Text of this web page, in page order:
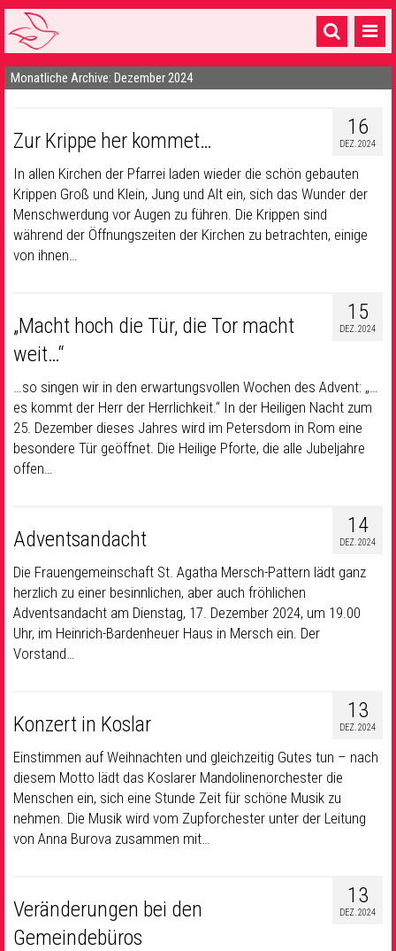
Startseite
16 Gemeinden & mehr
Gottesdienste & Sinnsuche
Sakramente & Feste
Gemeinschaft & Soziales
Seelsorge & Kontakt
Monatliche Archive: Dezember 2024
16
DEZ. 2024
Zur Krippe her kommet…
In allen Kirchen der Pfarrei laden wieder die schön gebauten
Krippen Groß und Klein, Jung und Alt ein, sich das Wunder der
Menschwerdung vor Augen zu führen. Die Krippen sind
während der Öffnungszeiten der Kirchen zu betrachten, einige
von ihnen…
15
DEZ. 2024
„Macht hoch die Tür, die Tor macht
weit…“
…so singen wir in den erwartungsvollen Wochen des Advent: „…
es kommt der Herr der Herrlichkeit.“ In der Heiligen Nacht zum
25. Dezember dieses Jahres wird im Petersdom in Rom eine
besondere Tür geöffnet. Die Heilige Pforte, die alle Jubeljahre
offen…
14
DEZ. 2024
Adventsandacht
Die Frauengemeinschaft St. Agatha Mersch-Pattern lädt ganz
herzlich zu einer besinnlichen, aber auch fröhlichen
Adventsandacht am Dienstag, 17. Dezember 2024, um 19.00
Uhr, im Heinrich-Bardenheuer Haus in Mersch ein. Der
Vorstand…
13
DEZ. 2024
Konzert in Koslar
Einstimmen auf Weihnachten und gleichzeitig Gutes tun – nach
diesem Motto lädt das Koslarer Mandolinenorchester die
Menschen ein, sich eine Stunde Zeit für schöne Musik zu
nehmen. Die Musik wird vom Zupforchester unter der Leitung
von Anna Burova zusammen mit…
13
DEZ. 2024
Veränderungen bei den
Gemeindebüros